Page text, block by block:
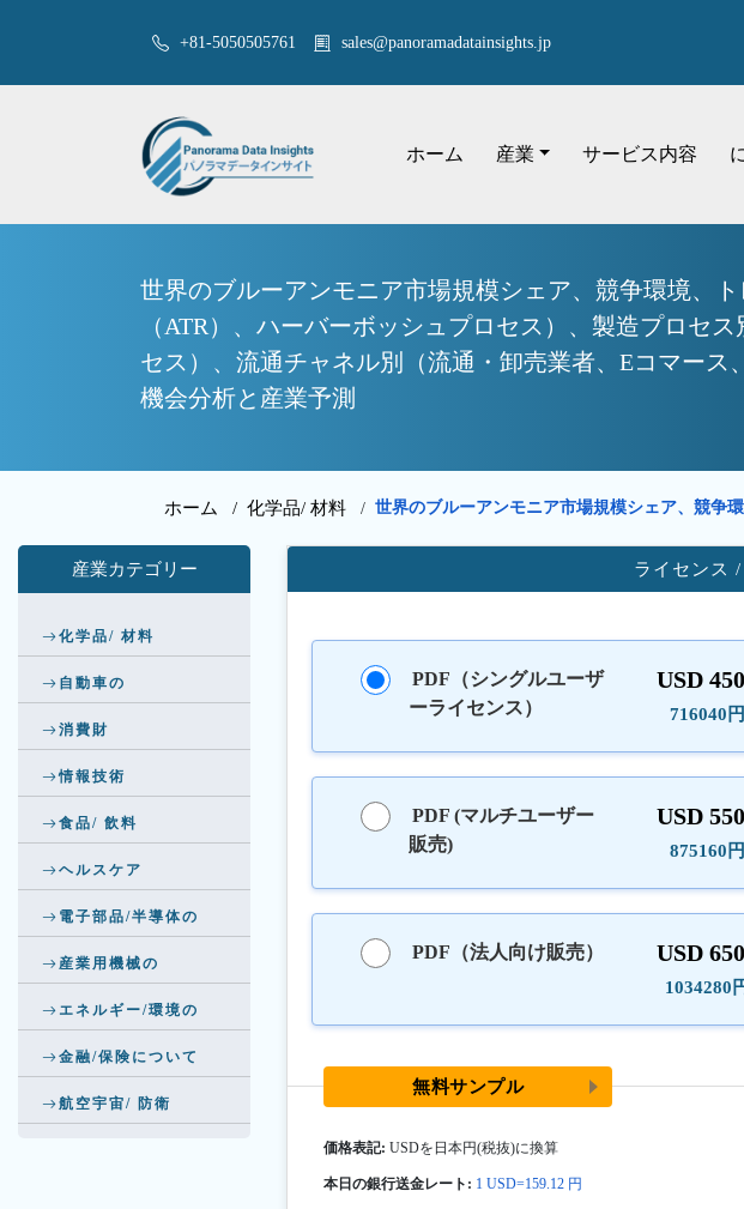
+81-5050505761 sales@panoramadatainsights.jp
ホーム 産業 サービス内容
世界のブルーアンモニア市場規模シェア、競争環境、
（ATR）、ハーバーボッシュプロセス）、製造プロセ
セス）、流通チャネル別（流通・卸売業者、Eコマー
機会分析と産業予測
ホーム / 化学品/ 材料 / 世界のブルーアンモニア市場規模シェア、競争
産業カテゴリー
化学品/ 材料
自動車の
消費財
情報技術
食品/ 飲料
ヘルスケア
電子部品/半導体の
産業用機械の
エネルギー/環境の
金融/保険について
航空宇宙/ 防衛
ライセンス
PDF（シングルユーザ
ーライセンス）
USD
716040円
PDF (マルチユーザー
販売)
USD
875160円
PDF（法人向け販売） USD
1034280
無料サンプル
価格表記: USDを日本円(税抜)に換算
本日の銀行送金レート: 1 USD=159.12 円